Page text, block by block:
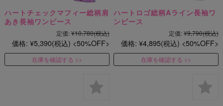
ハートチェックマフィー総柄肩
あき長袖ワンピース
定価:¥10,780(税込)
価格: ¥5,390(税込) 50%OFF
在庫を確認する
ハートロゴ総柄Aライン長袖ワ
ンピース
定価:¥9,790(税込)
価格: ¥4,895(税込) 50%OFF
在庫を確認する